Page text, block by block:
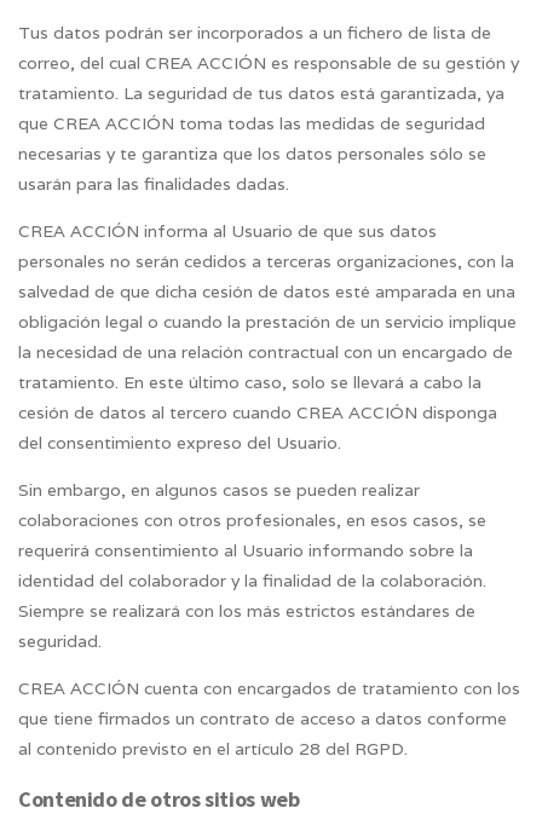
Tus datos podrán ser incorporados a un fichero de lista de
correo, del cual CREA ACCIÓN es responsable de su gestión y
tratamiento. La seguridad de tus datos está garantizada, ya
que CREA ACCIÓN toma todas las medidas de seguridad
necesarias y te garantiza que los datos personales sólo se
usarán para las finalidades dadas.
CREA ACCIÓN informa al Usuario de que sus datos
personales no serán cedidos a terceras organizaciones, con la
salvedad de que dicha cesión de datos esté amparada en una
obligación legal o cuando la prestación de un servicio implique
la necesidad de una relación contractual con un encargado de
tratamiento. En este último caso, solo se llevará a cabo la
cesión de datos al tercero cuando CREA ACCIÓN disponga
del consentimiento expreso del Usuario.
Sin embargo, en algunos casos se pueden realizar
colaboraciones con otros profesionales, en esos casos, se
requerirá consentimiento al Usuario informando sobre la
identidad del colaborador y la finalidad de la colaboración.
Siempre se realizará con los más estrictos estándares de
seguridad.
CREA ACCIÓN cuenta con encargados de tratamiento con los
que tiene firmados un contrato de acceso a datos conforme
al contenido previsto en el artículo 28 del RGPD.
Contenido de otros sitios web